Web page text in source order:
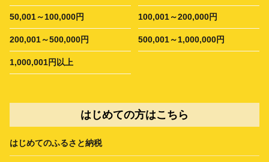
50,001～100,000円 100,001～200,000円
200,001～500,000円 500,001～1,000,000円
1,000,001円以上
はじめての方はこちら
はじめてのふるさと納税